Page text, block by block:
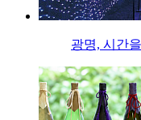
광명, 시간